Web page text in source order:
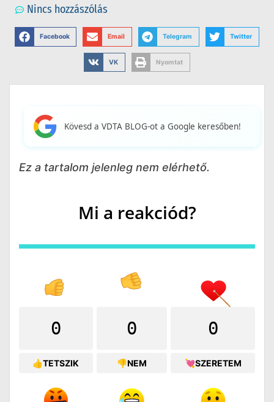
Nincs hozzászólás
Facebook Email Telegram Twitter
VK Nyomtat
Kövesd a VDTA BLOG-ot a Google keresőben!
Ez a tartalom jelenleg nem elérhető.
Mi a reakciód?
0
👍TETSZIK
0
👎NEM
0
💘SZERETEM